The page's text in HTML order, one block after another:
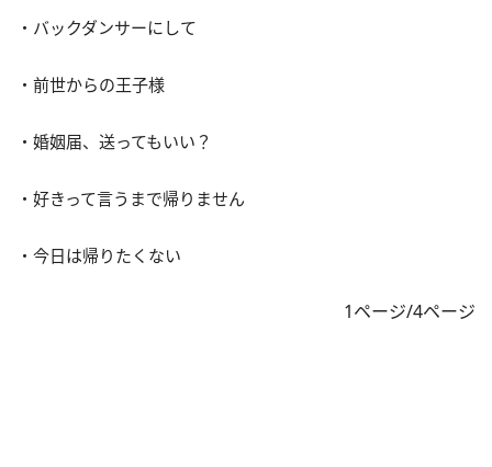
・バックダンサーにして
・前世からの王子様
・婚姻届、送ってもいい？
・好きって言うまで帰りません
・今日は帰りたくない
1ページ/4ページ